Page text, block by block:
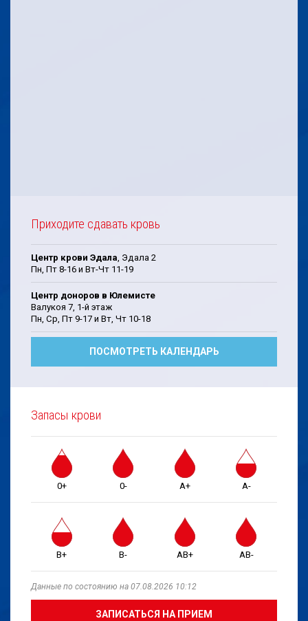
Приходите сдавать кровь
Центр крови Эдала, Эдала 2
Пн, Пт 8-16 и Вт-Чт 11-19
Центр доноров в Юлемисте
Валукоя 7, 1-й этаж
Пн, Cp, Пт 9-17 и Bт, Чт 10-18
ПОСМОТРЕТЬ КАЛЕНДАРЬ
Запасы крови
0+ 0- A+ A-
B+ B- AB+ AB-
Данные по состоянию на 07.08.2026 10:12
ЗАПИСАТЬСЯ НА ПРИЕМ